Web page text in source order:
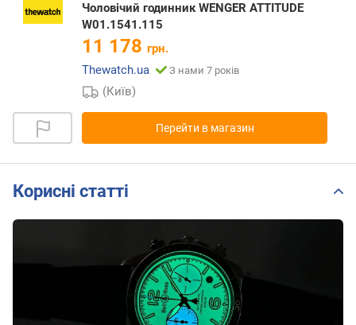
Чоловічий годинник WENGER ATTITUDE
W01.1541.115
11 178 грн.
Thewatch.ua
З нами 7 років
(Київ)
Перейти в магазин
Корисні статті